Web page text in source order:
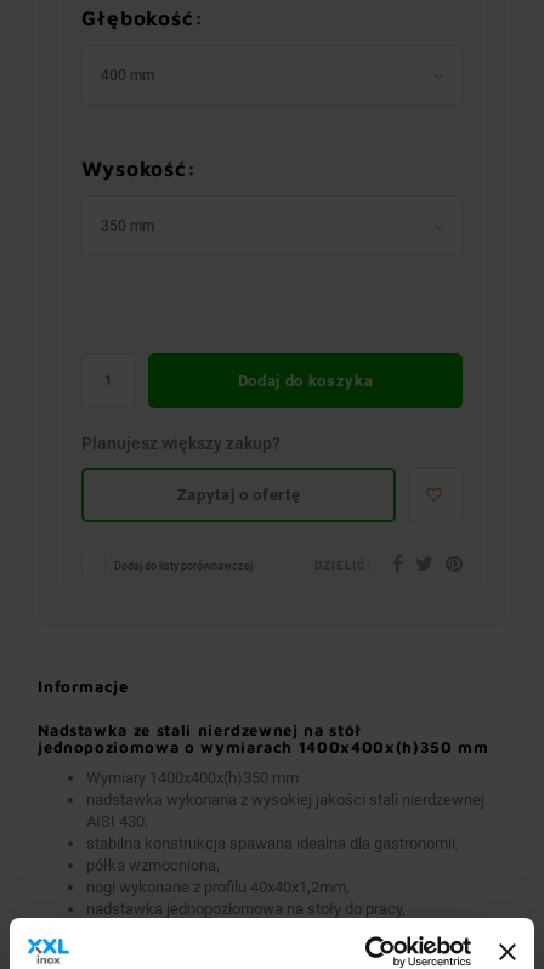
Głębokość:
400 mm
Wysokość:
350 mm
Dodaj do koszyka
Planujesz większy zakup?
Zapytaj o ofertę
Dodaj do listy porównawczej
Informacje
Nadstawka ze stali nierdzewnej na stół
jednopoziomowa o wymiarach 1400x400x(h)350 mm
Wymiary 1400x400x(h)350 mm
nadstawka wykonana z wysokiej jakości stali nierdzewnej
AISI 430,
stabilna konstrukcja spawana idealna dla gastronomii,
półka wzmocniona,
nogi wykonane z profilu 40x40x1,2mm,
nadstawka jednopoziomowa na stoły do pracy,